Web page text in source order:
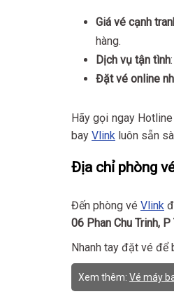
Giá vé cạnh
hàng.
Dịch vụ tận tình
Đặt vé online
Hãy gọi ngay Hotline
bay Vlink luôn sẵn
Địa chỉ phòng
Đến phòng vé Vlink
06 Phan Chu Trinh,
Nhanh tay đặt vé để
Xem thêm: Vé máy